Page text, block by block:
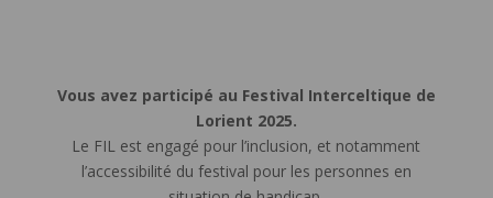
Vous avez participé au Festival Interceltique de
Lorient 2025.
Le FIL est engagé pour l’inclusion, et notamment
l’accessibilité du festival pour les personnes en